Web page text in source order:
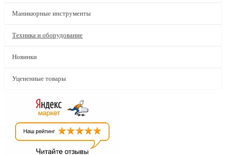
Маникюрные инструменты
Техника и оборудование
Новинки
Уцененные товары